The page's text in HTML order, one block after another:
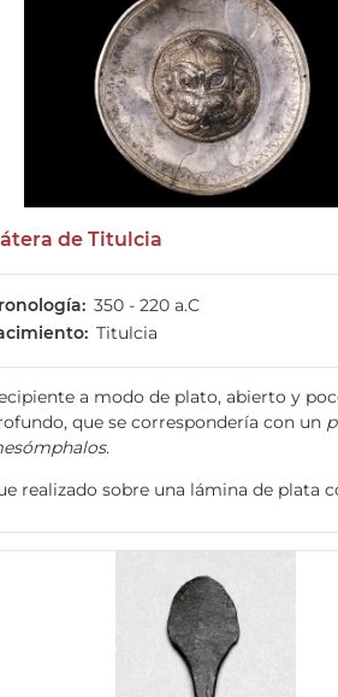
de Titulcia
350 - 220 a.C
Titulcia
a modo de plato, abierto y
que se correspondería con un
.
realizado sobre una lámina de plata